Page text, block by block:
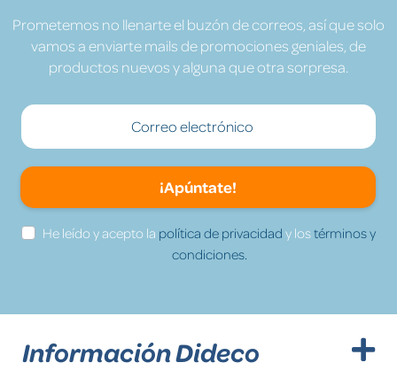
Prometemos no llenarte el buzón de correos, así que solo
vamos a enviarte mails de promociones geniales, de
productos nuevos y alguna que otra sorpresa.
¡Apúntate!
He leído y acepto la política de privacidad y lostérminos y
condiciones.
Información Dideco